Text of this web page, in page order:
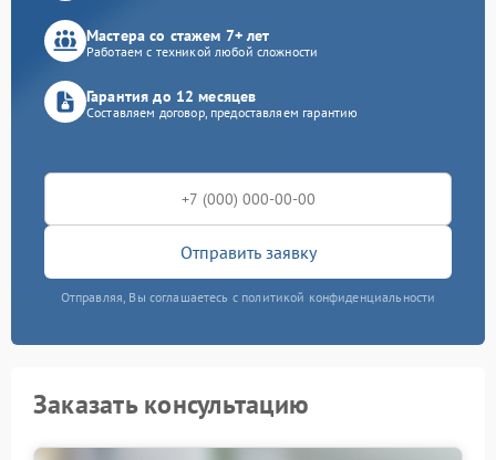
Мастера со стажем 7+ лет
Работаем с техникой любой сложности
Гарантия до 12 месяцев
Составляем договор, предоставляем гарантию
Отправить заявку
Отправляя, Вы соглашаетесь с политикой конфиденциальности
Заказать консультацию